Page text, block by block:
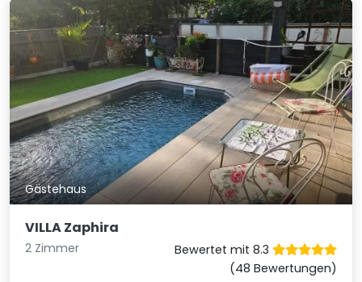
Gästehaus
VILLA Zaphira
2 Zimmer
Bewertet mit 8.3
(48 Bewertungen)